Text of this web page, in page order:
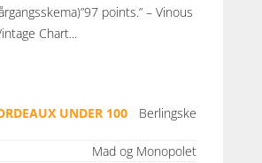
points.” – Vinous
Chart...
UNDER 100
Berlingske
Mad og Monopolet